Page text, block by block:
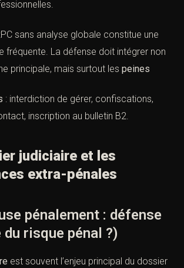
sans analyse globale constitue une
fréquente. La défense doit intégrer non
principale, mais surtout les peines
: interdiction de gérer, confiscations,
inscription au bulletin B2.
judiciaire et les
extra-pénales
pénalement : défense
risque pénal ?)
est souvent l’enjeu principal du dossier